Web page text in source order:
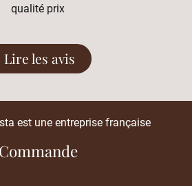
qualité prix
Lire les avis
est une entreprise française
Commande